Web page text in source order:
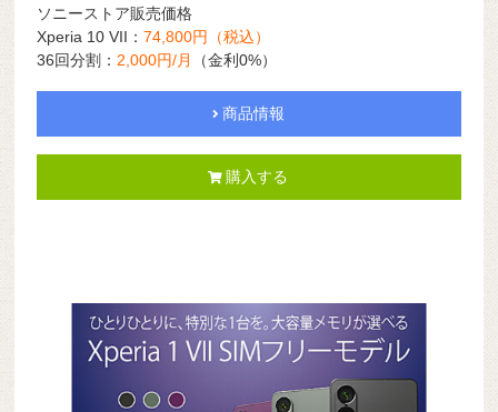
ソニーストア販売価格
Xperia 10 VII：74,800円（税込）
36回分割： 2,000円/月 （金利0%）
商品情報
購入する